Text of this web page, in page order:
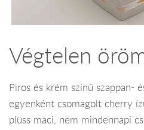
Végtelen
Piros és krém színű szappan-
egyenként csomagolt cherry
plüss maci, nem mindennapi